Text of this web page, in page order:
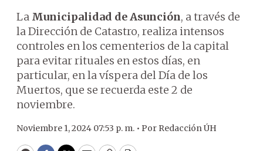
La Municipalidad de Asunción, a través de
la Dirección de Catastro, realiza intensos
controles en los cementerios de la capital
para evitar rituales en estos días, en
particular, en la víspera del Día de los
Muertos, que se recuerda este 2 de
noviembre.
Noviembre 1, 2024 07:53 p. m. • Por Redacción ÚH